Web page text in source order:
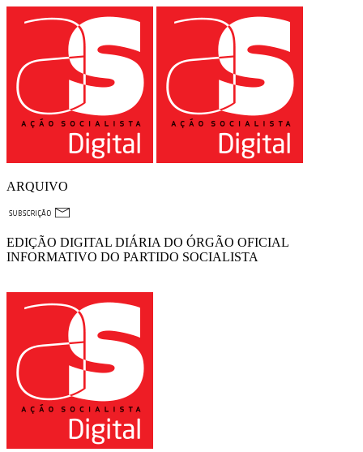
ARQUIVO
EDIÇÃO DIGITAL DIÁRIA DO ÓRGÃO OFICIAL
INFORMATIVO DO PARTIDO SOCIALISTA